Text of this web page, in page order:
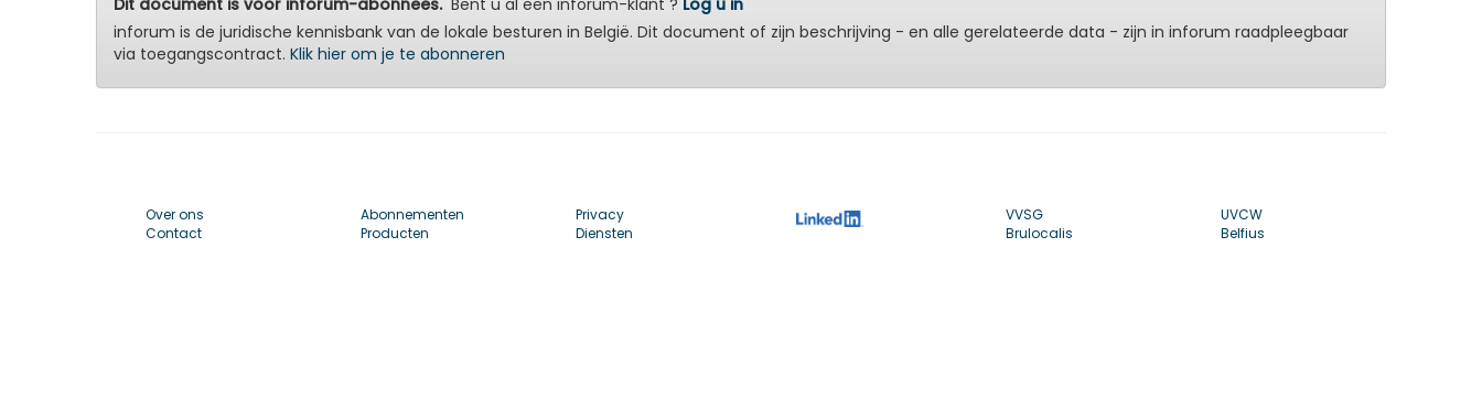
Dit document is voor inforum-abonnees.Bent u al een inforum-klant ? Log u in
inforum is de juridische kennisbank van de lokale besturen in België. Dit document of zijn beschrijving - en alle gerelateerde data - zijn in inforum raadpleegbaar
via toegangscontract. Klik hier om je te abonneren
Over ons
Contact
Abonnementen
Producten
Privacy
Diensten
VVSG
Brulocalis
UVCW
Belfius